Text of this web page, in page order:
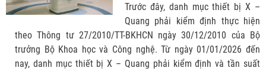
Trước đây, danh mục thiết bị X –
Quang phải kiểm định thực hiện
theo Thông tư 27/2010/TT-BKHCN ngày 30/12/2010 của Bộ
trưởng Bộ Khoa học và Công nghệ. Từ ngày 01/01/2026 đến
nay, danh mục thiết bị X – Quang phải kiểm định và tần suất